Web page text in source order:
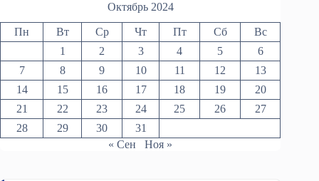
Октябрь 2024
Пн Вт Ср Чт Пт Сб
Вс
1
2 3 4 5
6
7
8 9 10 11 12
13
14
15 16 17 18 19
20
21
22 23 24 25 26
27
28
29 30
31
« Сен
Ноя »